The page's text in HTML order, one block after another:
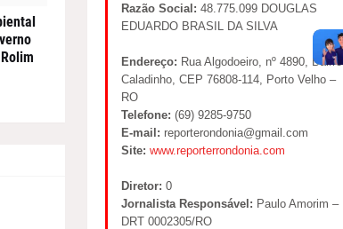
Razão Social: 48.775.099 DOUGLAS
EDUARDO BRASIL DA SILVA
Endereço: Rua Algodoeiro, nº 4890, Bairro
Caladinho, CEP 76808-114, Porto Velho –
RO
Telefone: (69) 9285-9750
E-mail: reporterondonia@gmail.com
Site: www.reporterrondonia.com
Diretor: 0
Jornalista Responsável: Paulo Amorim –
DRT 0002305/RO